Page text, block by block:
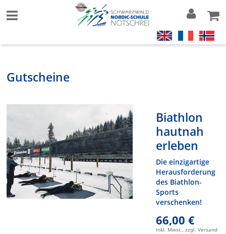
Gutscheine
Biathlon
hautnah
erleben
Die einzigartige
Herausforderung
des Biathlon-
Sports
verschenken!
66,00 €
inkl. Mwst., zzgl. Versand